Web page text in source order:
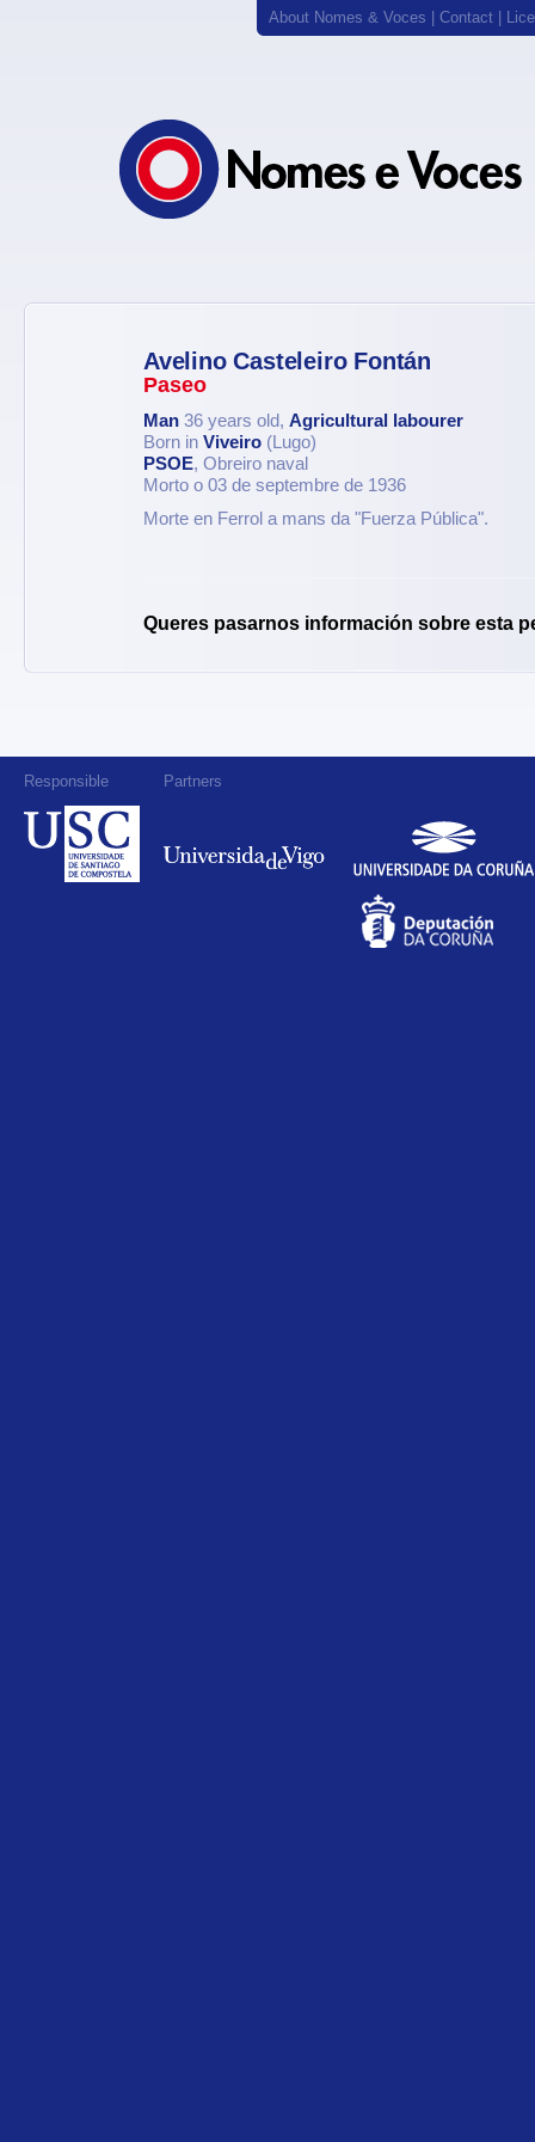
About Nomes & Voces Contact
Avelino Casteleiro Fontán
Paseo
Man 36 years old, Agricultural labourer
Born in Viveiro (Lugo)
PSOE, Obreiro naval
Morto o 03 de septembre de 1936
Morte en Ferrol a mans da "Fuerza Pública".
Queres pasarnos información sobre esta
Responsible Partners